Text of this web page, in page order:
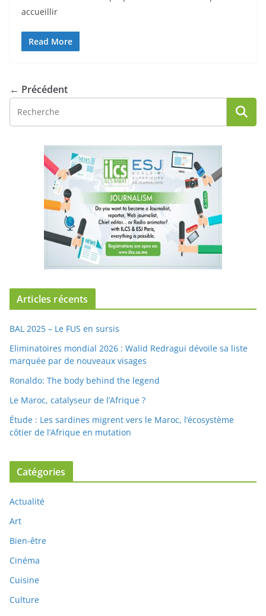
accueillir
Read More
← Précédent
Articles récents
BAL 2025 – Le FUS en sursis
Eliminatoires mondial 2026 : Walid Redragui dévoile sa liste
marquée par de nouveaux visages
Ronaldo: The body behind the legend
Le Maroc, catalyseur de l’Afrique ?
Étude : Les sardines migrent vers le Maroc, l’écosystème
côtier de l’Afrique en mutation
Catégories
Actualité
Art
Bien-être
Cinéma
Cuisine
Culture